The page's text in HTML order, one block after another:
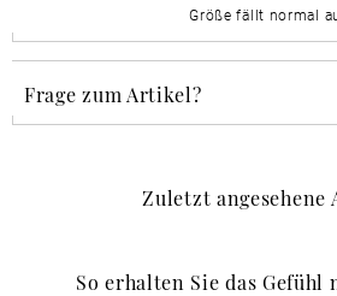
Größe fällt normal
Frage zum Artikel?
Zuletzt angesehene
So erhalten Sie das Gefühl